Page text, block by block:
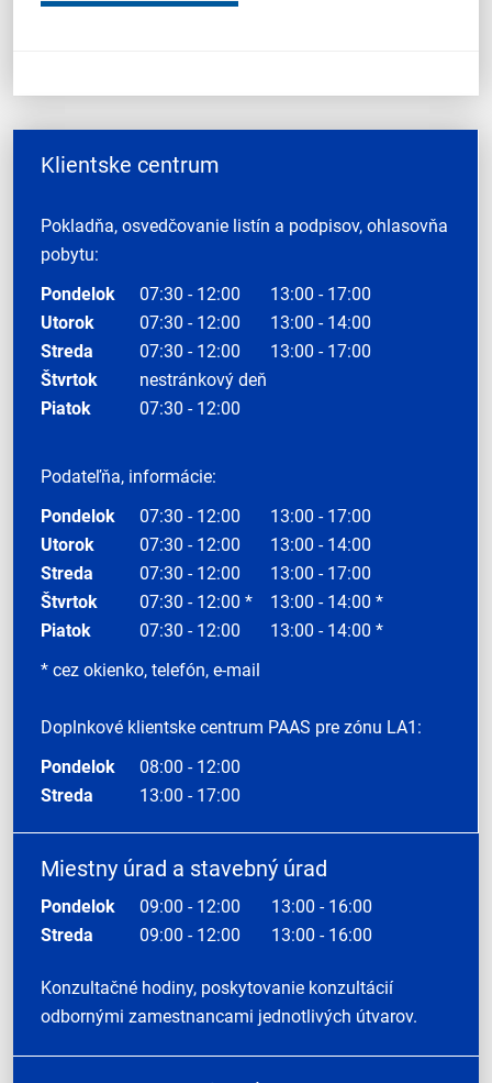
Klientske centrum
Pokladňa, osvedčovanie listín a podpisov, ohlasovňa
pobytu:
Pondelok
07:30 - 12:00
13:00 - 17:00
Utorok
07:30 - 12:00
13:00 - 14:00
Streda
07:30 - 12:00
13:00 - 17:00
Štvrtok
nestránkový deň
Piatok
07:30 - 12:00
Podateľňa, informácie:
Pondelok
07:30 - 12:00
13:00 - 17:00
Utorok
07:30 - 12:00
13:00 - 14:00
Streda
07:30 - 12:00
13:00 - 17:00
Štvrtok
07:30 - 12:00 *
13:00 - 14:00 *
Piatok
07:30 - 12:00
13:00 - 14:00 *
* cez okienko, telefón, e-mail
Doplnkové klientske centrum PAAS pre zónu LA1:
Pondelok
08:00 - 12:00
Streda
13:00 - 17:00
Miestny úrad a stavebný úrad
Pondelok 09:00 - 12:00
13:00 - 16:00
Streda
09:00 - 12:00 13:00 - 16:00
Konzultačné hodiny, poskytovanie konzultácií
odbornými zamestnancami jednotlivých útvarov.